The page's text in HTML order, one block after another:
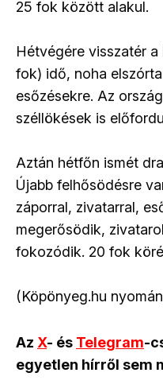
25 fok között alakul.
Hétvégére visszatér
fok) idő, noha
esőzésekre. Az
széllökések is
Aztán hétfőn ismét
Újabb felhősödésre
záporral, zivatarral,
megerősödik,
fokozódik. 20 fok
(Köpönyeg.hu
Az X- és Telegram-
egyetlen hírről sem